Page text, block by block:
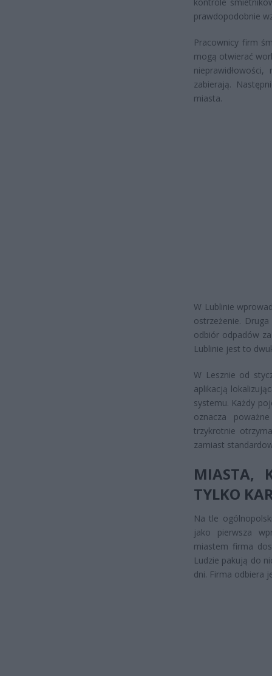
prawdopodobnie
Pracownicy firm
mogą otwierać
zabierają.
miasta.
W Lublinie
ostrzeżenie.
odbiór odpadów
Lublinie jest to
W Lesznie od
aplikacją
systemu. Każdy
oznacza
trzykrotnie
zamiast
MIASTA,
TYLKO
Na tle
jako pierwsza
miastem firma
Ludzie pakują do
dni. Firma odbiera